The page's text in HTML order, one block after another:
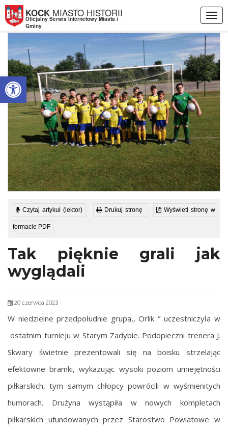
Otwórz pasek narzędzi
KOCK MIASTO HISTORII
Oficjalny Serwis Internetowy Miasta i
Gminy
Czytaj artykuł (lektor) Drukuj stronę Wyświetl stronę w
formacie PDF
Tak pięknie grali jak
wyglądali
20 czerwca 2023
W niedzielne przedpołudnie grupa,, Orlik ‘’ uczestniczyła w
ostatnim turnieju w Starym Zadybie. Podopieczni trenera J.
Skwary świetnie prezentowali się na boisku strzelając
efektowne bramki, wykazując wysoki poziom umiejętności
piłkarskich, tym samym chłopcy powrócili w wyśmienitych
humorach. Drużyna wystąpiła w nowych kompletach
piłkarskich ufundowanych przez Starostwo Powiatowe w